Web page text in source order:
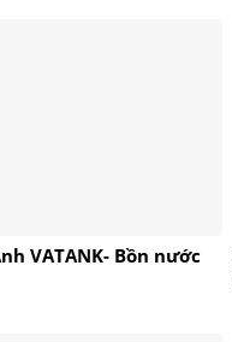
VATANK- Bồn nước